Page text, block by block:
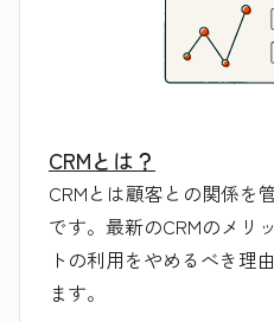
CRMとは？
CRMとは顧客との関係を
です。最新のCRMのメリ
トの利用をやめるべき理
ます。